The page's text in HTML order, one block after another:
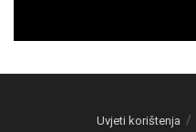
Uvjeti korištenja